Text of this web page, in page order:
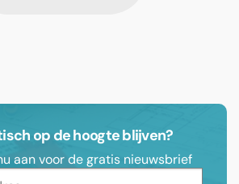
op de hoogte blijven?
aan voor de gratis nieuwsbrief